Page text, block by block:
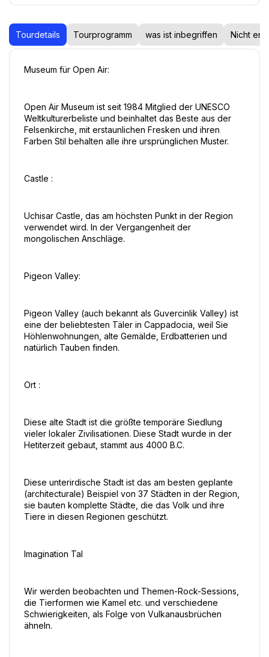
Tourdetails Tourprogramm was ist inbegriffen Nicht
Museum für Open Air:
Open Air Museum ist seit 1984 Mitglied der UNESCO
Weltkulturerbeliste und beinhaltet das Beste aus der
Felsenkirche, mit erstaunlichen Fresken und ihren
Farben Stil behalten alle ihre ursprünglichen Muster.
Castle :
Uchisar Castle, das am höchsten Punkt in der Region
verwendet wird. In der Vergangenheit der
mongolischen Anschläge.
Pigeon Valley:
Pigeon Valley (auch bekannt als Guvercinlik Valley) ist
eine der beliebtesten Täler in Cappadocia, weil Sie
Höhlenwohnungen, alte Gemälde, Erdbatterien und
natürlich Tauben finden.
Ort :
Diese alte Stadt ist die größte temporäre Siedlung
vieler lokaler Zivilisationen. Diese Stadt wurde in der
Hetiterzeit gebaut, stammt aus 4000 B.C.
Diese unterirdische Stadt ist das am besten geplante
(architecturale) Beispiel von 37 Städten in der Region,
sie bauten komplette Städte, die das Volk und ihre
Tiere in diesen Regionen geschützt.
Imagination Tal
Wir werden beobachten und Themen-Rock-Sessions,
die Tierformen wie Kamel etc. und verschiedene
Schwierigkeiten, als Folge von Vulkanausbrüchen
ähneln.